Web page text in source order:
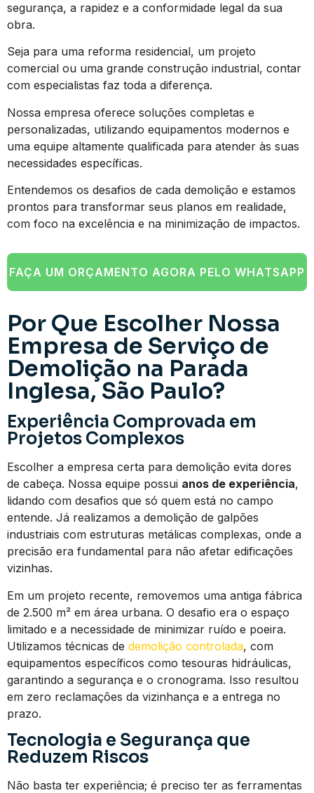
segurança, a rapidez e a conformidade legal da sua
obra.
Seja para uma reforma residencial, um projeto
comercial ou uma grande construção industrial, contar
com especialistas faz toda a diferença.
Nossa empresa oferece soluções completas e
personalizadas, utilizando equipamentos modernos e
uma equipe altamente qualificada para atender às suas
necessidades específicas.
Entendemos os desafios de cada demolição e estamos
prontos para transformar seus planos em realidade,
com foco na excelência e na minimização de impactos.
FAÇA UM ORÇAMENTO AGORA PELO WHATSAPP
Por Que Escolher Nossa
Empresa de Serviço de
Demolição na Parada
Inglesa, São Paulo?
Experiência Comprovada em
Projetos Complexos
Escolher a empresa certa para demolição evita dores
de cabeça. Nossa equipe possui anos de experiência,
lidando com desafios que só quem está no campo
entende. Já realizamos a demolição de galpões
industriais com estruturas metálicas complexas, onde a
precisão era fundamental para não afetar edificações
vizinhas.
Em um projeto recente, removemos uma antiga fábrica
de 2.500 m² em área urbana. O desafio era o espaço
limitado e a necessidade de minimizar ruído e poeira.
Utilizamos técnicas de demolição controlada, com
equipamentos específicos como tesouras hidráulicas,
garantindo a segurança e o cronograma. Isso resultou
em zero reclamações da vizinhança e a entrega no
prazo.
Tecnologia e Segurança que
Reduzem Riscos
Não basta ter experiência; é preciso ter as ferramentas